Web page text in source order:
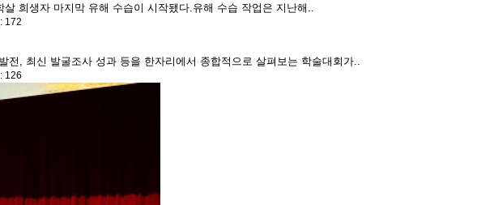
희생자 마지막 유해 수습이 시작됐다.유해 수습 작업은 지난해..
172
전, 최신 발굴조사 성과 등을 한자리에서 종합적으로 살펴보는 학술대회가..
126